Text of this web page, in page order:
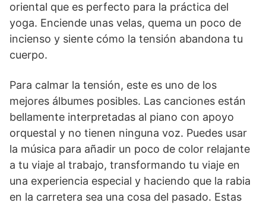
oriental que es perfecto para la práctica del
yoga. Enciende unas velas, quema un poco de
incienso y siente cómo la tensión abandona tu
cuerpo.
Para calmar la tensión, este es uno de los
mejores álbumes posibles. Las canciones están
bellamente interpretadas al piano con apoyo
orquestal y no tienen ninguna voz. Puedes usar
la música para añadir un poco de color relajante
a tu viaje al trabajo, transformando tu viaje en
una experiencia especial y haciendo que la rabia
en la carretera sea una cosa del pasado. Estas